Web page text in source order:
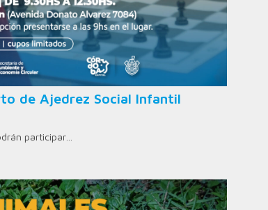
de Ajedrez Social Infantil
participar…